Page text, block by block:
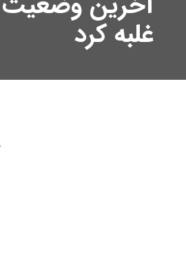
غلبه کرد